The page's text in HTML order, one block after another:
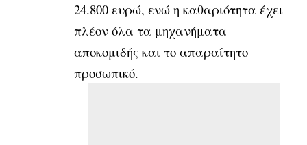
24.800 ευρώ, ενώ η καθαριότητα έχει
πλέον όλα τα μηχανήματα
αποκομιδής και το απαραίτητο
προσωπικό.